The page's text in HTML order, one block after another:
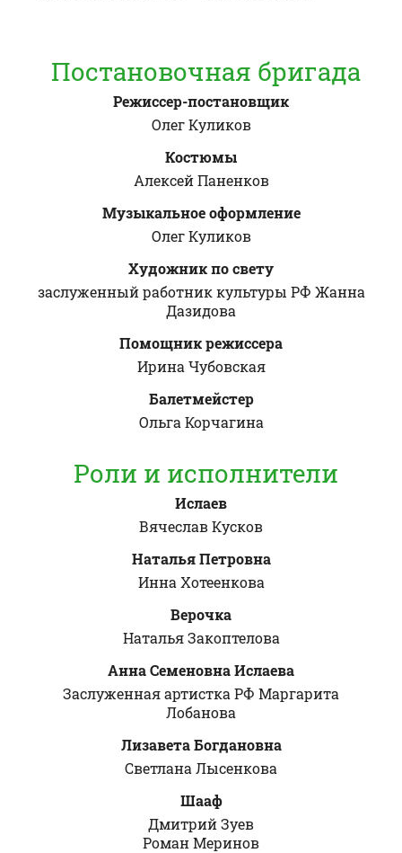
Постановочная бригада
Режиссер-постановщик
Олег Куликов
Костюмы
Алексей Паненков
Музыкальное оформление
Олег Куликов
Художник по свету
заслуженный работник культуры РФ Жанна
Дазидова
Помощник режиссера
Ирина Чубовская
Балетмейстер
Ольга Корчагина
Роли и исполнители
Ислаев
Вячеслав Кусков
Наталья Петровна
Инна Хотеенкова
Верочка
Наталья Закоптелова
Анна Семеновна Ислаева
Заслуженная артистка РФ Маргарита
Лобанова
Лизавета Богдановна
Светлана Лысенкова
Шааф
Дмитрий Зуев
Роман Меринов